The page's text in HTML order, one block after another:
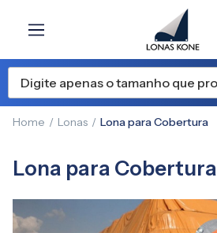
Home Lonas Lona para Cobertura
Lona para Cobertura